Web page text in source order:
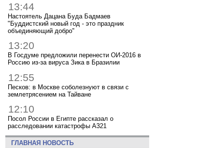
13:44
Настоятель Дацана Буда Бадмаев
"Буддистский новый год - это праздник
объединяющий добро"
13:20
В Госдуме предложили перенести ОИ-2016 в
Россию из-за вируса Зика в Бразилии
12:55
Песков: в Москве соболезнуют в связи с
землетрясением на Тайване
12:10
Посол России в Египте рассказал о
расследовании катастрофы A321
ГЛАВНАЯ НОВОСТЬ